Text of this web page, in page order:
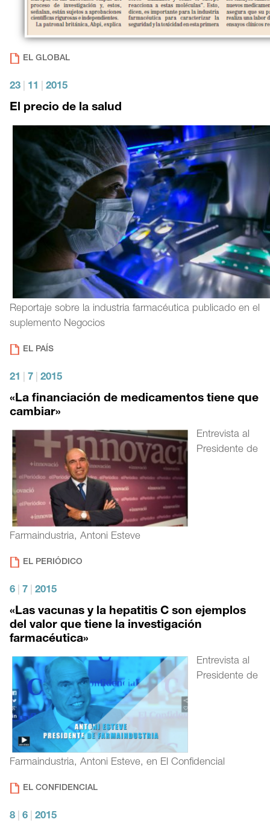
EL GLOBAL
23 11 2015
El precio de la salud
Reportaje sobre la industria farmacéutica publicado en el
suplemento Negocios
EL PAÍS
21 7 2015
«La financiación de medicamentos tiene que
cambiar»
Entrevista al
Presidente de
Farmaindustria, Antoni Esteve
EL PERIÓDICO
6 7 2015
«Las vacunas y la hepatitis C son ejemplos
del valor que tiene la investigación
farmacéutica»
Entrevista al
Presidente de
Farmaindustria, Antoni Esteve, en El Confidencial
EL CONFIDENCIAL
8 6 2015